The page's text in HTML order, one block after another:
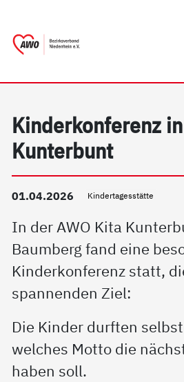
Kinderkonferenz
Kunterbunt
01.04.2026 Kindertagesstätte
In der AWO Kita
Baumberg fand eine
Kinderkonferenz statt,
spannenden Ziel:
Die Kinder durften
welches Motto die
haben soll.